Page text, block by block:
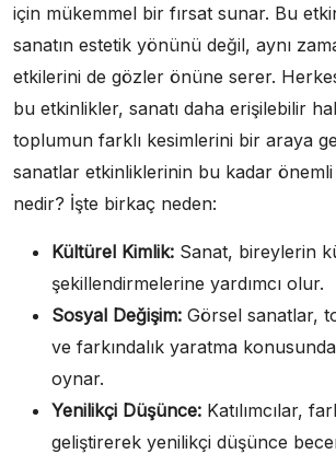
için mükemmel bir fırsat sunar. Bu
sanatın estetik yönünü değil, aynı
etkilerini de gözler önüne serer.
bu etkinlikler, sanatı daha erişilebilir
toplumun farklı kesimlerini bir araya
sanatlar etkinliklerinin bu kadar önemli
nedir? İşte birkaç neden:
Kültürel Kimlik: Sanat, bireylerin
şekillendirmelerine yardımcı olur.
Sosyal Değişim: Görsel sanatlar,
ve farkındalık yaratma
oynar.
Yenilikçi Düşünce: Katılımcılar,
geliştirerek yenilikçi düşünce